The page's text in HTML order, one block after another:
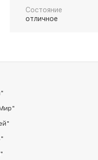
Состояние
отличное